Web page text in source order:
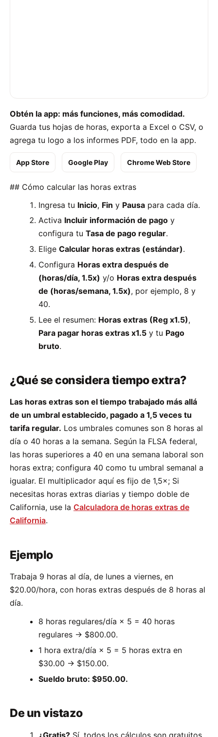
Obtén la app: más funciones, más comodidad.
Guarda tus hojas de horas, exporta a Excel o CSV, o
agrega tu logo a los informes PDF, todo en la app.
App Store Google Play Chrome Web Store
## Cómo calcular las horas extras
Ingresa tu Inicio, Fin y Pausa para cada día.
Activa Incluir información de pago y
configura tuTasa de pago regular.
EligeCalcular horas extras (estándar).
Configura Horas extra después de
(horas/día, 1.5x) y/o Horas extra después
de (horas/semana, 1.5x), por ejemplo, 8 y
40.
Lee el resumen: Horas extras (Reg x1.5),
Para pagar horas extras x1.5 y tu Pago
bruto.
¿Qué se considera tiempo extra?
Las horas extras son el tiempo trabajado más allá
de un umbral establecido, pagado a 1,5 veces tu
tarifa regular. Los umbrales comunes son 8 horas al
día o 40 horas a la semana. Según la FLSA federal,
las horas superiores a 40 en una semana laboral son
horas extra; configura 40 como tu umbral semanal a
igualar. El multiplicador aquí es fijo de 1,5×; Si
necesitas horas extras diarias y tiempo doble de
California, use la Calculadora de horas extras de
California.
Ejemplo
Trabaja 9 horas al día, de lunes a viernes, en
$20.00/hora, con horas extras después de 8 horas al
día.
8 horas regulares/día × 5 = 40 horas
regulares → $800.00.
1 hora extra/día × 5 = 5 horas extra en
$30.00 → $150.00.
Sueldo bruto: $950.00.
De un vistazo
¿Gratis? Sí, todos los cálculos son gratuitos.